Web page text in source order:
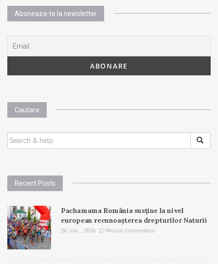
Aboneaza-te la newsletter
Cautare
SEARCH
FOR:
Recent Posts
Pachamama România susține la nivel
european recunoașterea drepturilor Naturii
20. iun. , 2026 Niciun comentariu